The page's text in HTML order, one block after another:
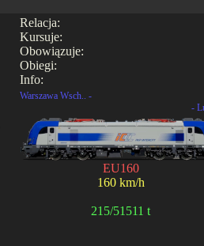
Relacja:
Kursuje:
Obowiązuje:
Obiegi:
Info:
Warszawa Wsch.. -
-
EU160
160 km/h
215/51511 t